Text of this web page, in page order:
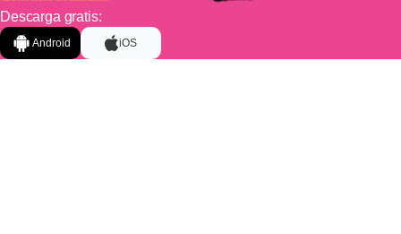
Descarga gratis:
Android iOS